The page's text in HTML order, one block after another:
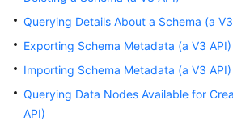
User
Guide
Reference
Querying Details About a Schema (a
Exporting Schema Metadata (a V3 API)
Importing Schema Metadata (a V3 API)
Querying Data Nodes Available for
API)